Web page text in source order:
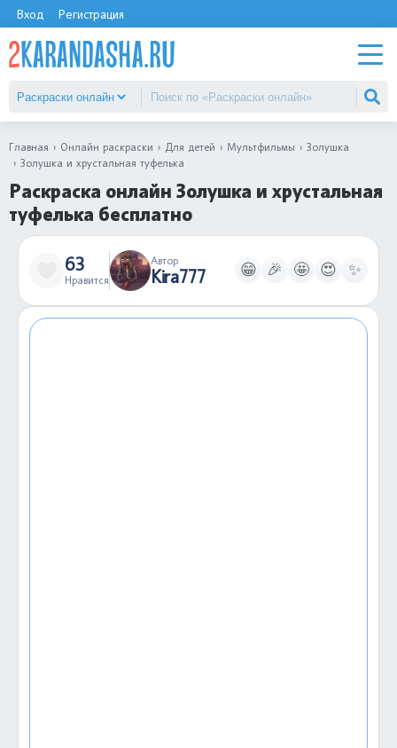
Вход Регистрация
Главная Онлайн раскраски Для детей Мультфильмы
Золушка
Золушка и хрустальная туфелька
Раскраска онлайн Золушка и хрустальная
туфелька бесплатно
63
Нравится
Автор
Kira777 😁 🎉 🤩 😍 ✨